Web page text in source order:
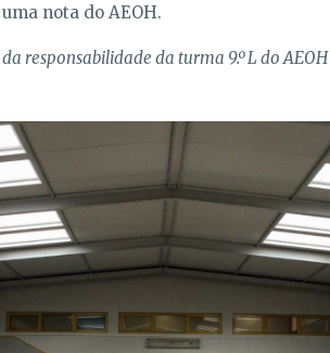
nota do AEOH.
responsabilidade da turma 9.º L do AEOH